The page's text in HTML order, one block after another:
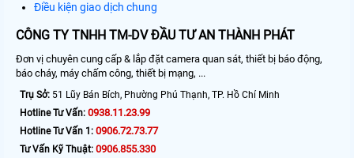
Điều kiện giao dịch chung
CÔNG TY TNHH TM-DV ĐẦU TƯ AN THÀNH PHÁT
Đơn vị chuyên cung cấp & lắp đặt camera quan sát, thiết bị báo động,
báo cháy, máy chấm công, thiết bị mạng, ...
Trụ Sở: 51 Lũy Bán Bích, Phường Phú Thạnh, TP. Hồ Chí Minh
Hotline Tư Vấn: 0938.11.23.99
Hotline Tư Vấn 1: 0906.72.73.77
Tư Vấn Kỹ Thuật: 0906.855.330